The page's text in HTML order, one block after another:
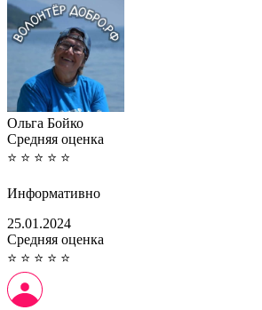
Ольга Бойко
Cредняя оценка
⭐ ⭐ ⭐ ⭐ ⭐
Информативно
25.01.2024
Cредняя оценка
⭐ ⭐ ⭐ ⭐ ⭐